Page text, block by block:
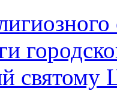
святому